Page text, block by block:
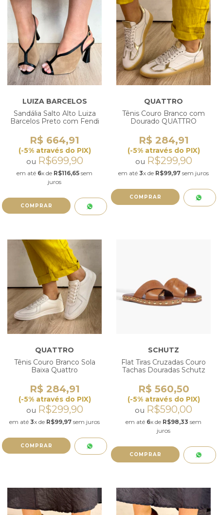
LUIZA BARCELOS
Sandália Salto Alto Luiza
Barcelos Preto com Fendi
R$ 664,91
(-5% através do PIX)
ou R$699,90
em até 6x de R$116,65 sem
juros
COMPRAR
QUATTRO
Tênis Couro Branco com
Dourado QUATTRO
R$ 284,91
(-5% através do PIX)
ou R$299,90
em até 3x de R$99,97 sem juros
COMPRAR
QUATTRO
Tênis Couro Branco Sola
Baixa Quattro
R$ 284,91
(-5% através do PIX)
ou R$299,90
em até 3x de R$99,97 sem juros
COMPRAR
SCHUTZ
Flat Tiras Cruzadas Couro
Tachas Douradas Schutz
R$ 560,50
(-5% através do PIX)
ou R$590,00
em até 6x de R$98,33 sem
juros
COMPRAR